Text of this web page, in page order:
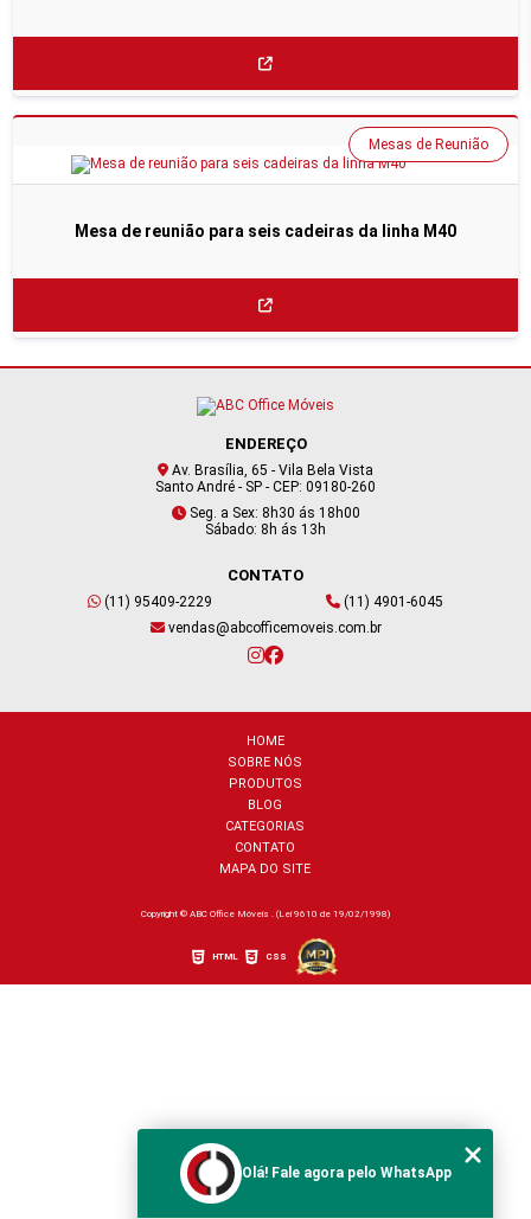
Mesa de reunião para seis cadeiras da linha M40
Mesas de Reunião
ENDEREÇO
Av. Brasília, 65 - Vila Bela Vista
Santo André - SP - CEP: 09180-260
Seg. a Sex: 8h30 ás 18h00
Sábado: 8h ás 13h
CONTATO
(11) 95409-2229
(11) 4901-6045
vendas@abcofficemoveis.com.br
HOME
SOBRE NÓS
PRODUTOS
BLOG
CATEGORIAS
CONTATO
MAPA DO SITE
Copyright © ABC Office Móveis . (Lei 9610 de 19/02/1998)
HTML CSS
Olá! Fale agora pelo WhatsApp